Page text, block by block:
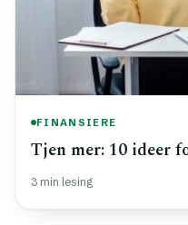
FINANSIERE
Tjen mer: 10 ideer
3 min lesing